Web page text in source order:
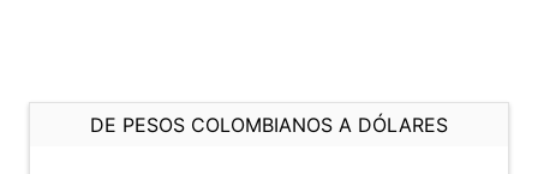
DE PESOS COLOMBIANOS A DÓLARES